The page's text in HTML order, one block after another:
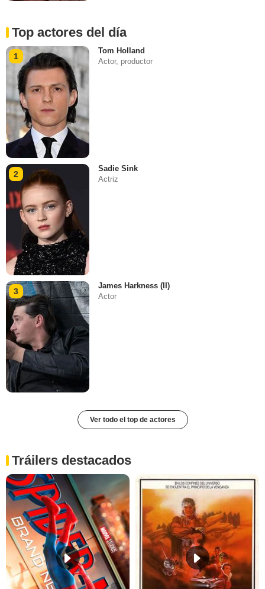
Top actores del día
1
Tom Holland
Actor, productor
2
Sadie Sink
Actriz
3
James Harkness (II)
Actor
Ver todo el top de actores
Tráilers destacados